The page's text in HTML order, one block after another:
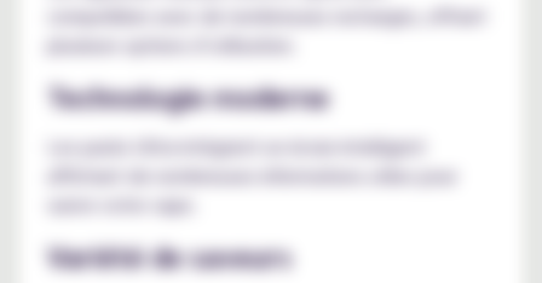
compatibles avec de nombreuses recharges, offrant
Technologie moderne
Les packs Ultra intègrent un écran intelligent
affichant de nombreuses informations utiles pour
suivre votre vape.
Variété de saveurs